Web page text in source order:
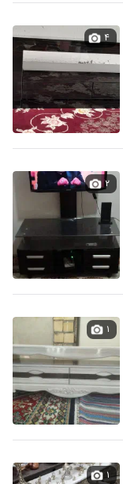
۴
۲
۱
۱